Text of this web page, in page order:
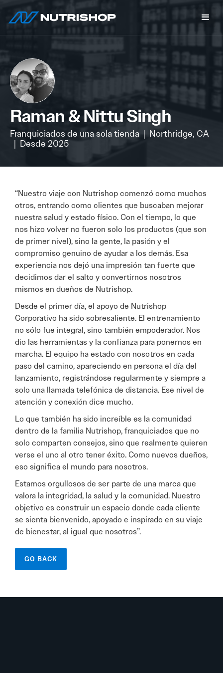
Raman & Nittu Singh
Franquiciados de una sola tienda | Northridge, CA
| Desde 2025
“Nuestro viaje con Nutrishop comenzó como muchos
otros, entrando como clientes que buscaban mejorar
nuestra salud y estado físico. Con el tiempo, lo que
nos hizo volver no fueron solo los productos (que son
de primer nivel), sino la gente, la pasión y el
compromiso genuino de ayudar a los demás. Esa
experiencia nos dejó una impresión tan fuerte que
decidimos dar el salto y convertirnos nosotros
mismos en dueños de Nutrishop.
Desde el primer día, el apoyo de Nutrishop
Corporativo ha sido sobresaliente. El entrenamiento
no sólo fue integral, sino también empoderador. Nos
dio las herramientas y la confianza para ponernos en
marcha. El equipo ha estado con nosotros en cada
paso del camino, apareciendo en persona el día del
lanzamiento, registrándose regularmente y siempre a
solo una llamada telefónica de distancia. Ese nivel de
atención y conexión dice mucho.
Lo que también ha sido increíble es la comunidad
dentro de la familia Nutrishop, franquiciados que no
solo comparten consejos, sino que realmente quieren
verse el uno al otro tener éxito. Como nuevos dueños,
eso significa el mundo para nosotros.
Estamos orgullosos de ser parte de una marca que
valora la integridad, la salud y la comunidad. Nuestro
objetivo es construir un espacio donde cada cliente
se sienta bienvenido, apoyado e inspirado en su viaje
de bienestar, al igual que nosotros”.
GO BACK